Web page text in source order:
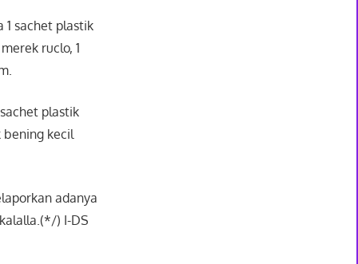
1 sachet plastik
ruclo, 1
plastik
bening kecil
adanya
) I-DS